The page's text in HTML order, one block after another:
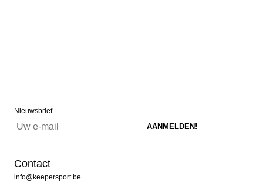
Nieuwsbrief
Contact
info@keepersport.be